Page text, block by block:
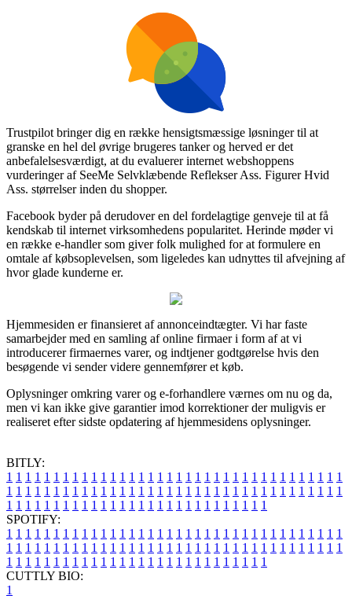
Trustpilot bringer dig en række hensigtsmæssige løsninger til at
granske en hel del øvrige brugeres tanker og herved er det
anbefalelsesværdigt, at du evaluerer internet webshoppens
vurderinger af SeeMe Selvklæbende Reflekser Ass. Figurer Hvid
Ass. størrelser inden du shopper.
Facebook byder på derudover en del fordelagtige genveje til at få
kendskab til internet virksomhedens popularitet. Herinde møder vi
en række e-handler som giver folk mulighed for at formulere en
omtale af købsoplevelsen, som ligeledes kan udnyttes til afvejning af
hvor glade kunderne er.
Hjemmesiden er finansieret af annonceindtægter. Vi har faste
samarbejder med en samling af online firmaer i form af at vi
introducerer firmaernes varer, og indtjener godtgørelse hvis den
besøgende vi sender videre gennemfører et køb.
Oplysninger omkring varer og e-forhandlere værnes om nu og da,
men vi kan ikke give garantier imod korrektioner der muligvis er
realiseret efter sidste opdatering af hjemmesidens oplysninger.
BITLY:
1 1 1 1 1 1 1 1 1 1 1 1 1 1 1 1 1 1 1 1 1 1 1 1 1 1 1 1 1 1 1 1 1 1 1 1
1 1 1 1 1 1 1 1 1 1 1 1 1 1 1 1 1 1 1 1 1 1 1 1 1 1 1 1 1 1 1 1 1 1 1 1
1 1 1 1 1 1 1 1 1 1 1 1 1 1 1 1 1 1 1 1 1 1 1 1 1 1 1 1
SPOTIFY:
1 1 1 1 1 1 1 1 1 1 1 1 1 1 1 1 1 1 1 1 1 1 1 1 1 1 1 1 1 1 1 1 1 1 1 1
1 1 1 1 1 1 1 1 1 1 1 1 1 1 1 1 1 1 1 1 1 1 1 1 1 1 1 1 1 1 1 1 1 1 1 1
1 1 1 1 1 1 1 1 1 1 1 1 1 1 1 1 1 1 1 1 1 1 1 1 1 1 1 1
CUTTLY BIO:
1